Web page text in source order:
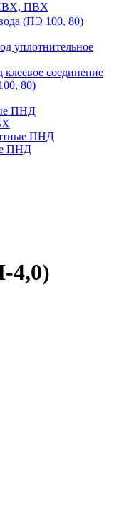
ПВХ
(ПЭ 100, 80)
уплотнительное
соединение
80)
ПНД
ПНД
ПНД
4,0)